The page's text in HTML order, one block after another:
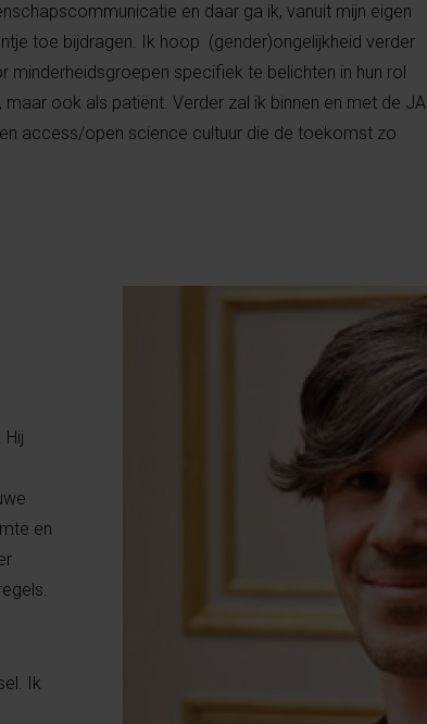
en daar ga ik, vanuit mijn eigen
toe bijdragen. Ik hoop ​ (gender)ongelijkheid verder
minderheidsgroepen specifiek te belichten in hun rol
maar ook als patiënt. Verder zal ik binnen en met de JA
access/open science cultuur die de toekomst zo
Hij
en
Ik